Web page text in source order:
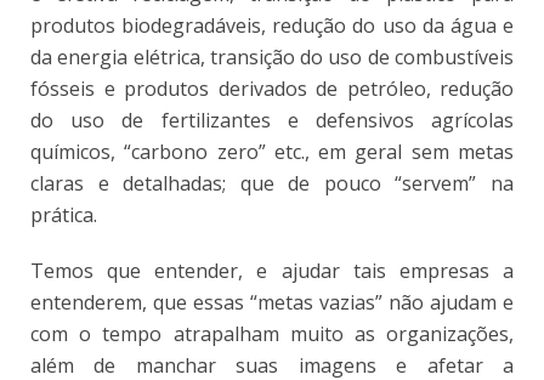
produtos biodegradáveis, redução do uso da água e
da energia elétrica, transição do uso de combustíveis
fósseis e produtos derivados de petróleo, redução
do uso de fertilizantes e defensivos agrícolas
químicos, “carbono zero” etc., em geral sem metas
claras e detalhadas; que de pouco “servem” na
prática.
Temos que entender, e ajudar tais empresas a
entenderem, que essas “metas vazias” não ajudam e
com o tempo atrapalham muito as organizações,
além de manchar suas imagens e afetar a